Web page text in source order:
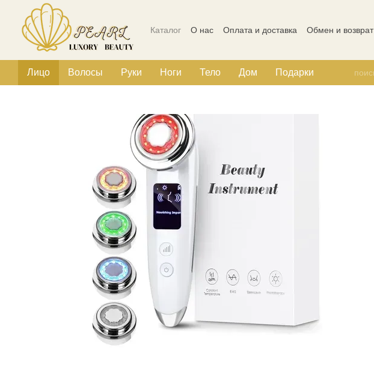
Перейти к основному контенту
Каталог О нас Оплата и доставка Обмен и возврат
Лицо Волосы Руки Ноги Тело Дом Подарки